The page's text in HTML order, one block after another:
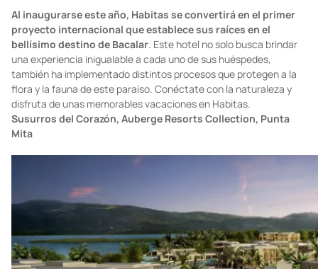
Foto:buybacalar.com
Al inaugurarse este año, Habitas se convertirá en el primer
proyecto internacional que establece sus raíces en el
bellísimo destino de Bacalar. Este hotel no solo busca brindar
una experiencia inigualable a cada uno de sus huéspedes,
también ha implementado distintos procesos que protegen a la
flora y la fauna de este paraíso. Conéctate con la naturaleza y
Susurros del Corazón, Auberge Resorts Collection, Punta
Mita